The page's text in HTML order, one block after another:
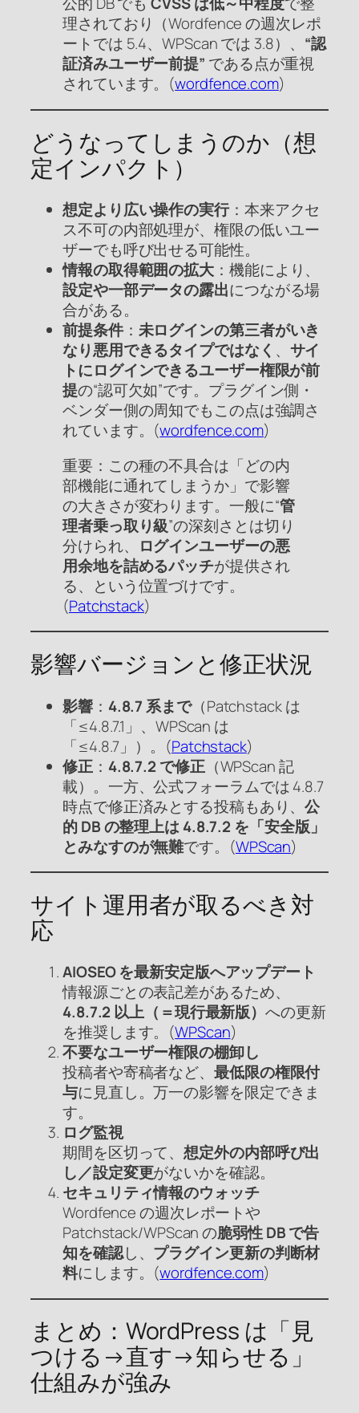
理されており（Wordfence の週次レポ
ートでは 5.4、WPScan では 3.8）、 “認
証済みユーザー前提” である点が重視
されています。(wordfence.com)
どうなってしまうのか（想
定インパクト）
想定より広い操作の実行：本来アクセ
ス不可の内部処理が、権限の低いユー
ザーでも呼び出せる可能性。
情報の取得範囲の拡大：機能により、
設定や一部データの露出につながる場
合がある。
前提条件： 未ログインの第三者がいき
なり悪用できるタイプではなく 、 サイ
トにログインできるユーザー権限が前
提の“認可欠如”です。プラグイン側・
ベンダー側の周知でもこの点は強調さ
れています。(wordfence.com)
重要：この種の不具合は「どの内
部機能に通れてしまうか」で影響
の大きさが変わります。一般に“管
理者乗っ取り級”の深刻さとは切り
分けられ、
ログインユーザーの悪
用余地を詰めるパッチが提供され
る、という位置づけです。
(Patchstack)
影響バージョンと修正状況
影響： 4.8.7 系まで（Patchstack は
「≤4.8.7.1」、WPScan は
「≤4.8.7」）。(Patchstack)
修正： 4.8.7.2 で修正（WPScan 記
載）。一方、公式フォーラムでは 4.8.7
時点で修正済みとする投稿もあり、公
的 DB の整理上は 4.8.7.2 を「安全版」
とみなすのが無難です。(WPScan)
サイト運用者が取るべき対
応
AIOSEO を最新安定版へアップデート
情報源ごとの表記差があるため、
4.8.7.2 以上（＝現行最新版）への更新
を推奨します。(WPScan)
不要なユーザー権限の棚卸し
投稿者や寄稿者など、 最低限の権限付
与に見直し。万一の影響を限定できま
す。
ログ監視
期間を区切って、想定外の内部呼び出
し／設定変更がないかを確認。
セキュリティ情報のウォッチ
Wordfence の週次レポートや
Patchstack/WPScan の脆弱性 DB で告
知を確認し、 プラグイン更新の判断材
料にします。(wordfence.com)
まとめ：WordPress は「見
つける→直す→知らせる」
仕組みが強み